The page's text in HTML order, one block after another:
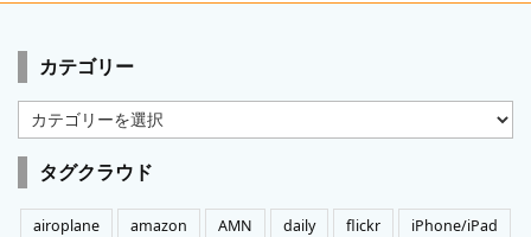
カテゴリー
テ
ゴ
ー
タグクラウド
airoplane amazon AMN daily flickr
iPhone/iPad